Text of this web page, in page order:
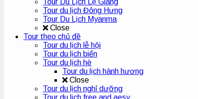
Tour Du Lịch Lệ Giang
Tour du lịch Đông Hưng
Tour Du Lịch Myanma
Close
Tour theo chủ đề
Tour du lịch lễ hội
Tour du lịch biển
Tour du lịch hè
Tour du lịch hành hương
Close
Tour du lịch nghỉ dưỡng
Tour du lịch free and aesy